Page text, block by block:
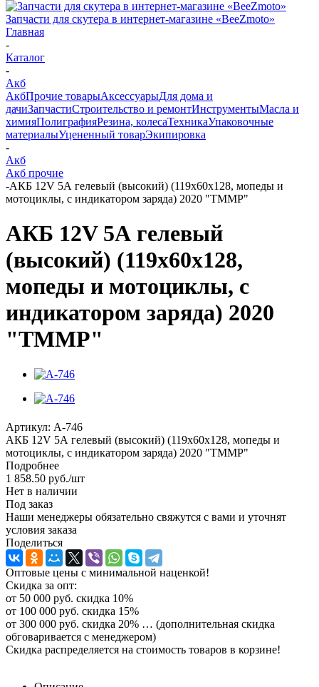
Запчасти для скутера в интернет-магазине «BeeZmoto»
Главная
-
Каталог
-
Акб
АкбПрочие товарыАксессуарыДля дома и
дачиЗапчастиСтроительство и ремонтИнструментыМасла и
химияПолиграфияРезина, колесаТехникаУпаковочные
материалыУцененный товарЭкипировка
-
Акб
Акб прочие
-АКБ 12V 5А гелевый (высокий) (119x60x128, мопеды и
мотоциклы, с индикатором заряда) 2020 "TMMP"
АКБ 12V 5А гелевый
(высокий) (119x60x128,
мопеды и мотоциклы, с
индикатором заряда) 2020
"TMMP"
Артикул: A-746
АКБ 12V 5А гелевый (высокий) (119x60x128, мопеды и
мотоциклы, с индикатором заряда) 2020 "TMMP"
Подробнее
1 858.50 руб./шт
Нет в наличии
Под заказ
Наши менеджеры обязательно свяжутся с вами и уточнят
условия заказа
Поделиться
Оптовые цены с минимальной наценкой!
Скидка за опт:
от 50 000 руб. скидка 10%
от 100 000 руб. скидка 15%
от 300 000 руб. скидка 20% … (дополнительная скидка
обговаривается с менеджером)
Скидка распределяется на стоимость товаров в корзине!